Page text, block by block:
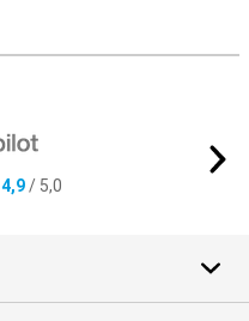
4,9/ 5,0